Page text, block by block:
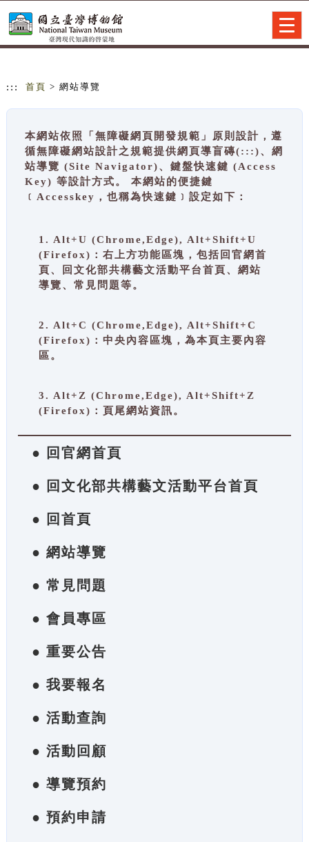
::: 首頁 > 網站導覽
本網站依照「無障礙網頁開發規範」原則設計，遵
循無障礙網站設計之規範提供網頁導盲磚(:::)、網
站導覽 (Site Navigator)、鍵盤快速鍵 (Access
Key) 等設計方式。 本網站的便捷鍵
﹝Accesskey，也稱為快速鍵﹞設定如下：
1. Alt+U (Chrome,Edge), Alt+Shift+U
(Firefox)：右上方功能區塊，包括回官網首
頁、回文化部共構藝文活動平台首頁、網站
導覽、常見問題等。
2. Alt+C (Chrome,Edge), Alt+Shift+C
(Firefox)：中央內容區塊，為本頁主要內容
區。
3. Alt+Z (Chrome,Edge), Alt+Shift+Z
(Firefox)：頁尾網站資訊。
● 回官網首頁
● 回文化部共構藝文活動平台首頁
● 回首頁
● 網站導覽
● 常見問題
● 會員專區
● 重要公告
● 我要報名
● 活動查詢
● 活動回顧
● 導覽預約
● 預約申請